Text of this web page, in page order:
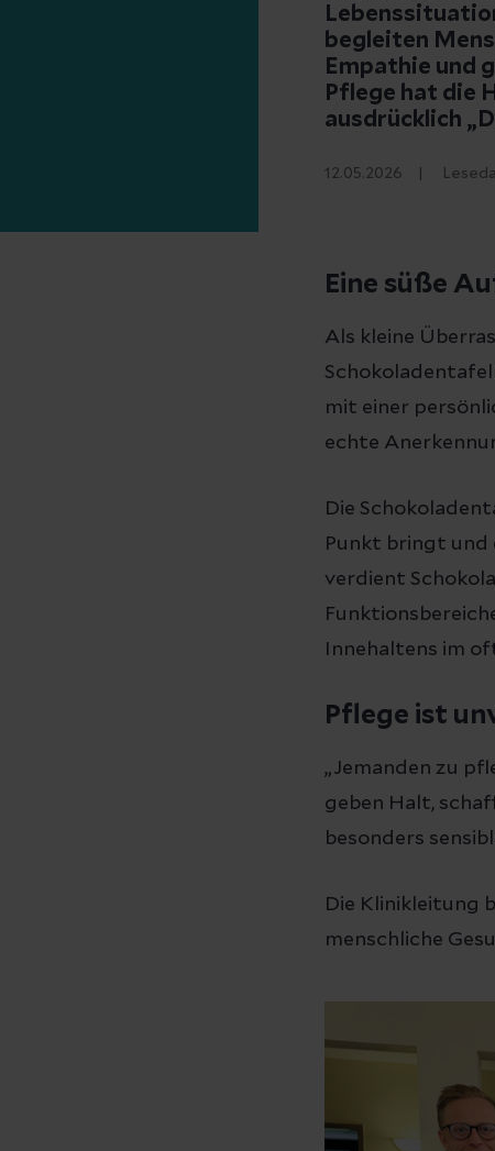
begleiten
Empathie und
Pflege hat die
ausdrücklich
12.05.2026
Eine süße
Als kleine
mit einer
echte
Die
Punkt bringt und
verdient
Innehaltens im
Pflege ist
„Jemanden zu
geben Halt,
besonders
Die Klinikleitung
menschliche